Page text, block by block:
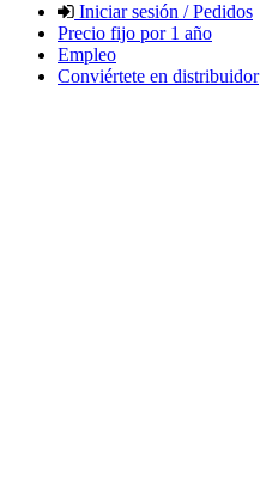
Iniciar sesión / Pedidos
Precio fijo por 1 año
Empleo
Conviértete en distribuidor